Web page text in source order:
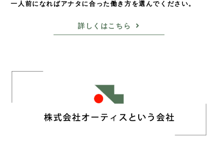
一人前になればアナタに合った働き方を選んでください。
詳しくはこちら